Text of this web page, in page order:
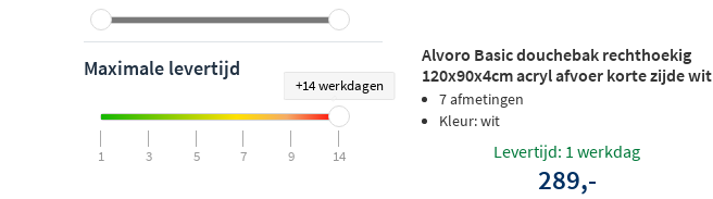
Maximale levertijd
+14 werkdagen
1 3 5 7 9 14
Alvoro Basic douchebak rechthoekig
120x90x4cm acryl afvoer korte zijde wit
7 afmetingen
Kleur: wit
Levertijd: 1 werkdag
289,-